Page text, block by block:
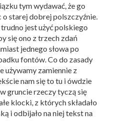
tym wydawać, że go
o starej dobrej polszczyźnie.
jest użyć polskiego
się ono z trzech zdań
jednego słowa po
fontów. Co do zasady
używamy zamiennie z
nam się to tu i ówdzie
gruncie rzeczy tyczą się
klocki, z których składało
i odbijało na niej tekst na